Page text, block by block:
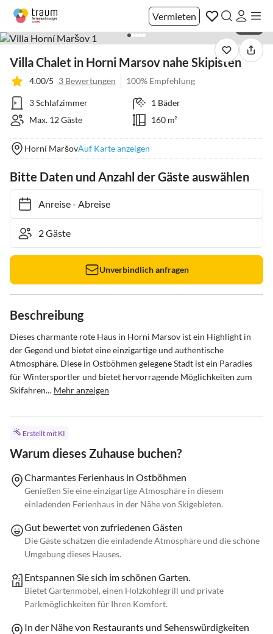
Vermieten
Villa Chalet in Horni Marsov nahe Skipisten
4.00/5 3 Bewertungen 100% Empfehlung
3 Schlafzimmer
1 Bäder
Max. 12 Gäste
160 m²
Horní MaršovAuf Karte anzeigen
Bitte Daten und Anzahl der Gäste auswählen
Anreise- Abreise
Unverbindlich anfragen
Beschreibung
Dieses charmante rote Haus in Horni Marsov ist ein Highlight in
der Gegend und bietet eine einzigartige und authentische
Atmosphäre. Diese in Ostböhmen gelegene Stadt ist ein Paradies
für Wintersportler und bietet hervorragende Möglichkeiten zum
Skifahren... Mehr anzeigen
Erstellt mit KI
Warum dieses Zuhause buchen?
Charmantes Ferienhaus in Ostböhmen
Genießen Sie eine einzigartige Atmosphäre in diesem
einladenden Ferienhaus in der Nähe von Skigebieten.
Gut bewertet von zufriedenen Gästen
Die Gäste schätzen die einladende Atmosphäre und die schöne
Umgebung dieses Hauses.
Entspannen Sie sich im schönen Garten.
Bietet Gartenmöbel, einen Holzkohlegrill und private
Parkmöglichkeiten für Ihren Komfort.
In der Nähe von Restaurants und Sehenswürdigkeiten